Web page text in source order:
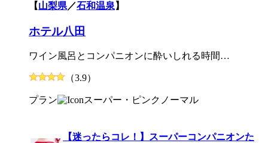
【山梨県／石和温泉 】
ホテル八田
ワイン風呂とコンパニオンに酔いしれる時間…
（3.9）
プラン スーパー・ピンク ノーマル
【迷ったらコレ！】スーパーコンパニオンた